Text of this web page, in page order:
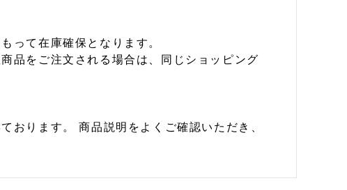
って在庫確保となります。
品をご注文される場合は、同じショッピング
おります。 商品説明をよくご確認いただき、